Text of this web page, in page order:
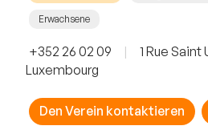
Erwachsene
+352 26 02 09 |
1 Rue Saint
Luxembourg
Den Verein kontaktieren